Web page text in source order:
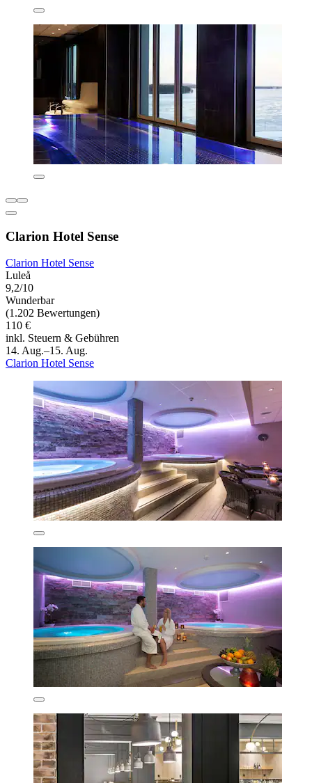
Clarion Hotel Sense
Clarion Hotel Sense
Luleå
9,2/10
Wunderbar
(1.202 Bewertungen)
110 €
inkl. Steuern & Gebühren
14. Aug.–15. Aug.
Clarion Hotel Sense